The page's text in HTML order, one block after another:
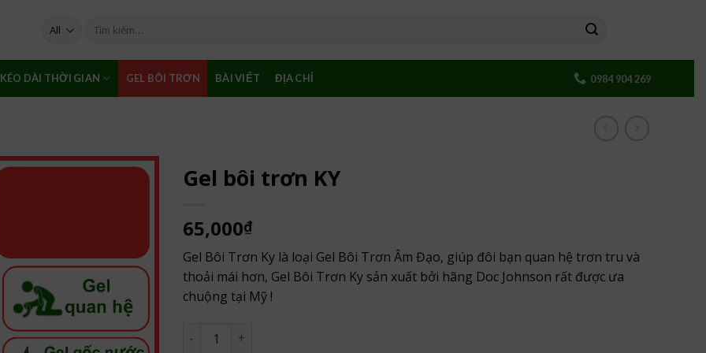
Tìm
KÉO DÀI THỜI GIAN GEL BÔI TRƠN BÀI VIẾT ĐỊA CHỈ 0984 904 269
Gel bôi trơn KY
65,000₫
Gel Bôi Trơn Ky là loại Gel Bôi Trơn Âm Đạo, giúp đôi bạn quan hệ trơn tru và
thoải mái hơn, Gel Bôi Trơn Ky sản xuất bởi hãng Doc Johnson rất được ưa
chuộng tại Mỹ !
Gel bôi trơn KY số lượng